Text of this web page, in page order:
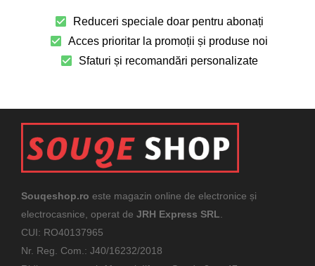
Reduceri speciale doar pentru abonați
Acces prioritar la promoții și produse noi
Sfaturi și recomandări personalizate
Souqeshop.ro este magazin online de electronice și
electrocasnice, operat de JRH Express SRL
CUI: RO40137965
Nr. Reg. Com.: J40/16232/2018